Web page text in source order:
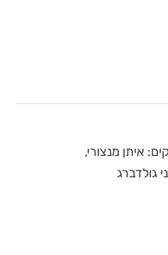
איתן מנצורי,
גולדברג